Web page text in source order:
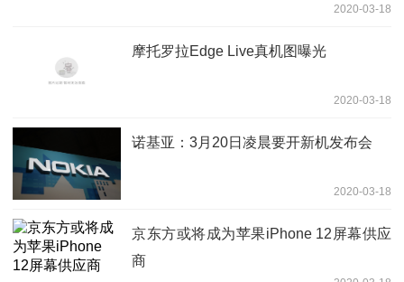
2020-03-18
摩托罗拉Edge Live真机图曝光
2020-03-18
诺基亚：3月20日凌晨要开新机发布会
2020-03-18
京东方或将成为苹果iPhone 12屏幕供应
商